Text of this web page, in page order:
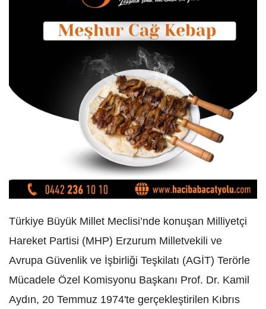
Türkiye Büyük Millet Meclisi’nde konuşan Milliyetçi
Hareket Partisi (MHP) Erzurum Milletvekili ve
Avrupa Güvenlik ve İşbirliği Teşkilatı (AGİT) Terörle
Mücadele Özel Komisyonu Başkanı Prof. Dr. Kamil
Aydın, 20 Temmuz 1974'te gerçekleştirilen Kıbrıs